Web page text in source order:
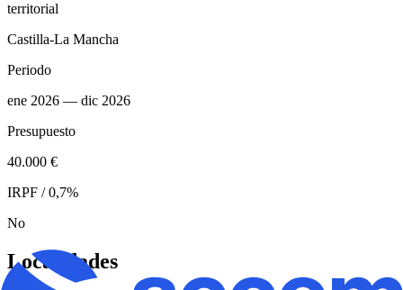
territorial
Castilla-La Mancha
Periodo
ene 2026 — dic 2026
Presupuesto
40.000 €
IRPF / 0,7%
No
Localidades